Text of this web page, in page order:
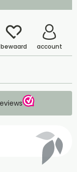
bewaard account